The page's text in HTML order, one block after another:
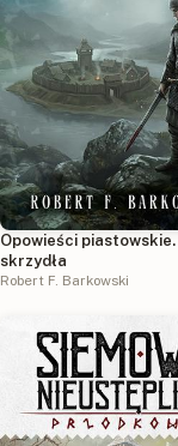
Opowieści
skrzydła
Robert F. Barkowski